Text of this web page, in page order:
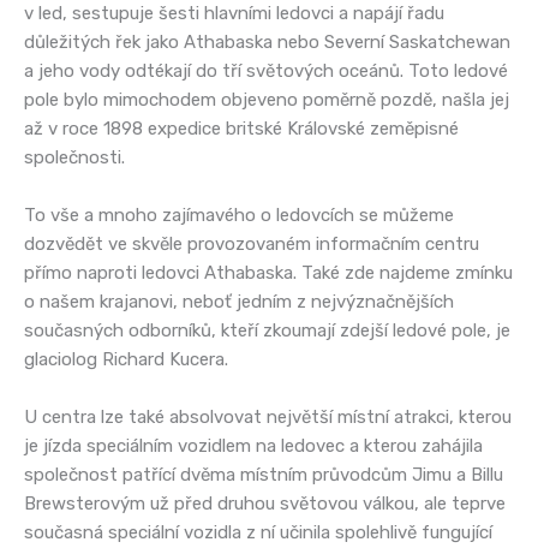
v led, sestupuje šesti hlavními ledovci a napájí řadu
důležitých řek jako Athabaska nebo Severní Saskatchewan
a jeho vody odtékají do tří světových oceánů. Toto ledové
pole bylo mimochodem objeveno poměrně pozdě, našla jej
až v roce 1898 expedice britské Královské zeměpisné
společnosti.
To vše a mnoho zajímavého o ledovcích se můžeme
dozvědět ve skvěle provozovaném informačním centru
přímo naproti ledovci Athabaska. Také zde najdeme zmínku
o našem krajanovi, neboť jedním z nejvýznačnějších
současných odborníků, kteří zkoumají zdejší ledové pole, je
glaciolog Richard Kucera.
U centra lze také absolvovat největší místní atrakci, kterou
je jízda speciálním vozidlem na ledovec a kterou zahájila
společnost patřící dvěma místním průvodcům Jimu a Billu
Brewsterovým už před druhou světovou válkou, ale teprve
současná speciální vozidla z ní učinila spolehlivě fungující